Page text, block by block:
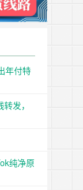
年付特
发，
纯净原